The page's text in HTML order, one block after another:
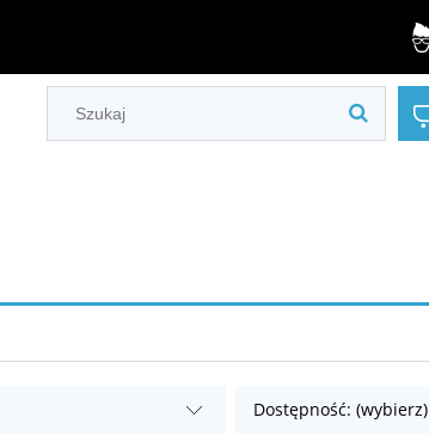
Dostępność: (wybierz)